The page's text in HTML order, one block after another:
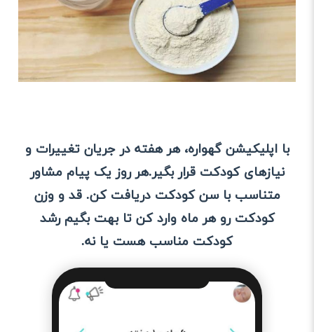
با اپلیکیشن گهواره، هر هفته در جریان تغییرات و
نیازهای کودکت قرار بگیر.هر روز یک پیام مشاور
متناسب با سن کودکت دریافت کن. قد و وزن
کودکت رو هر ماه وارد کن تا بهت بگیم رشد
کودکت مناسب هست یا نه.